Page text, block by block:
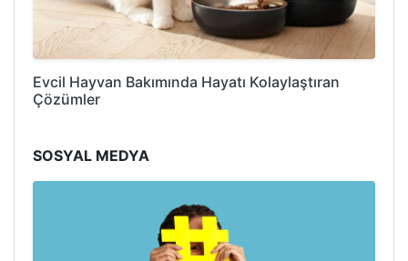
Evcil Hayvan Bakımında Hayatı Kolaylaştıran
Çözümler
SOSYAL MEDYA